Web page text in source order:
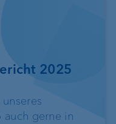
2025
auch gerne in